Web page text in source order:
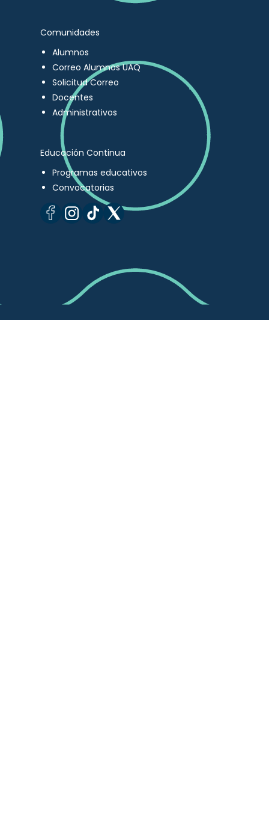
Comunidades
Alumnos
Correo Alumnos UAQ
Solicitud Correo
Docentes
Administrativos
Educación Continua
Programas educativos
Convocatorias